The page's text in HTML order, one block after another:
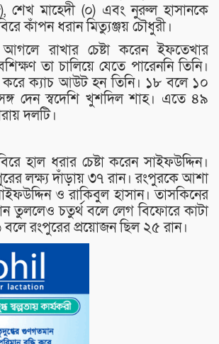
শেখ মাহেদী (০) এবং নুরুল হাসানকে
কাঁপন ধরান মিত্যুঞ্জয় চৌধুরী।
রাখার চেষ্টা করেন ইফতেখার
তা চালিয়ে যেতে পারেননি তিনি।
ক্যাচ আউট হন তিনি। ১৮ বলে ১০
দেন স্বদেশি খুশদিল শাহ। এতে ৪৯
দলটি।
হাল ধরার চেষ্টা করেন সাইফউদ্দিন।
লক্ষ্য দাঁড়ায় ৩৭ রান। রংপুরকে আশা
ও রাকিবুল হাসান। তাসকিনের
তুললেও চতুর্থ বলে লেগ বিফোরে কাটা
রংপুরের প্রয়োজন ছিল ২৫ রান।